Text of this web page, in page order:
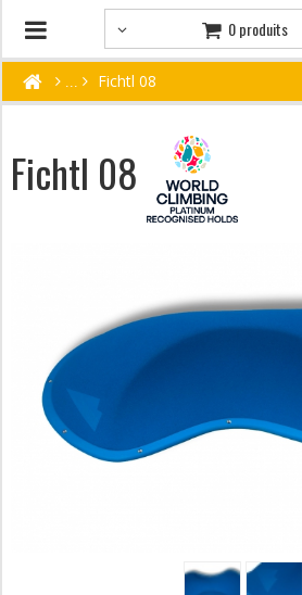
0 produits
Fichtl 08
Fichtl 08